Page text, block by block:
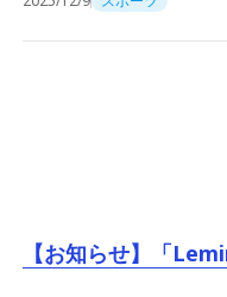
【お知らせ】「